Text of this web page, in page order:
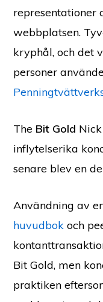
representationer
webbplatsen.
kryphål, och det
personer
The Bit Gold
inflytelserika
senare blev en
Användning av
huvudbok och
Bit Gold, men
praktiken